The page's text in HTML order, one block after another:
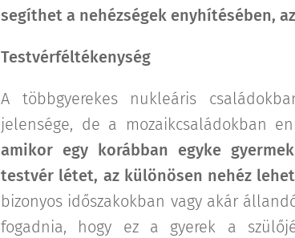
segíthet a nehézségek enyhítésében,
Testvérféltékenység
A többgyerekes nukleáris
jelensége, de a mozaikcsaládokban
amikor egy korábban egyke
testvér létet, az különösen nehéz
bizonyos időszakokban vagy akár
fogadnia, hogy ez a gyerek a